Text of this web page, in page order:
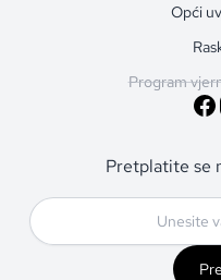
Opći
Program
Pretplatite se